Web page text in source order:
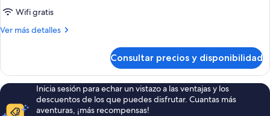
de
Connecting
Wifi gratis
Ver más detalles
Más
Standard
Room
Consultar precios y disponibilidad
Inicia sesión para echar un vistazo a las ventajas y los
descuentos de los que puedes disfrutar. Cuantas más
aventuras, ¡más recompensas!